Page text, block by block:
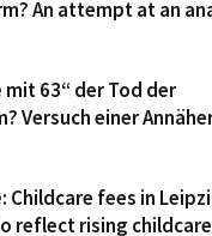
An attempt at an
mit 63“ der Tod der
Versuch einer
Childcare fees in
reflect rising